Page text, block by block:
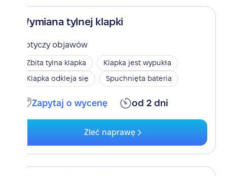
Wymiana tylnej klapki
Dotyczy objawów
Zbita tylna klapka
Klapka jest wypukła
Klapka odkleja się
Spuchnięta bateria
Zapytaj o wycenę od 2 dni
Zleć naprawę